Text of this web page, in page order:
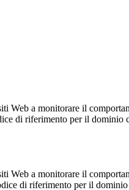
Web a monitorare il
di riferimento per il dominio
Web a monitorare il
di riferimento per il